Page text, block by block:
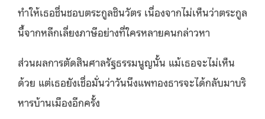
ทำให้เธอชื่นชอบตระกูลชินวัตร เนื่องจากไม่เห็นว่าตระกูล
นี้จากหลีกเลี่ยงภาษีอย่างที่ใครหลายคนกล่าวหา
ส่วนผลการตัดสินศาลรัฐธรรมนูญนั้น แม้เธอจะไม่เห็น
ด้วย แต่เธอยังเชื่อมั่นว่าวันนึงแพทองธารจะได้กลับมาบริ
หารบ้านเมืองอีกครั้ง